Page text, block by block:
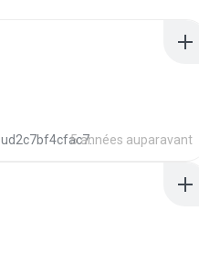
ud2c7bf4cfac7c5128979540d24f432475 années auparavant